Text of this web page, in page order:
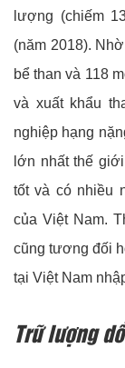
lượng (chiếm
(năm 2018).
bể than và 118
và xuất khẩu
nghiệp hạng
lớn nhất thế
tốt và có nhiều
của Việt Nam.
cũng tương đối
tại Việt Nam
Trữ lượng